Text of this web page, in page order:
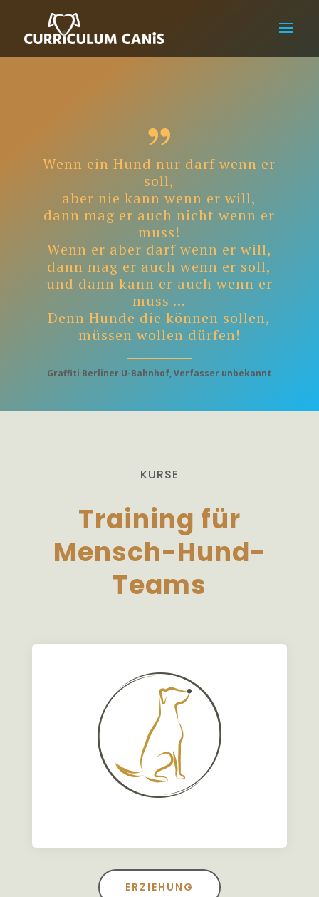
Wenn ein Hund nur darf wenn er
soll,
aber nie kann wenn er will,
dann mag er auch nicht wenn er
muss!
Wenn er aber darf wenn er will,
dann mag er auch wenn er soll,
und dann kann er auch wenn er
muss …
Denn Hunde die können sollen,
müssen wollen dürfen!
Graffiti Berliner U-Bahnhof, Verfasser unbekannt
KURSE
Training für
Mensch-Hund-
Teams
ERZIEHUNG